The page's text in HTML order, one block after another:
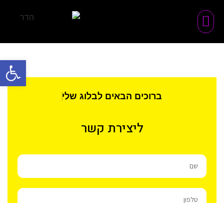
פתח
ברוכים הבאים לבלוג שלי
ליצירת קשר